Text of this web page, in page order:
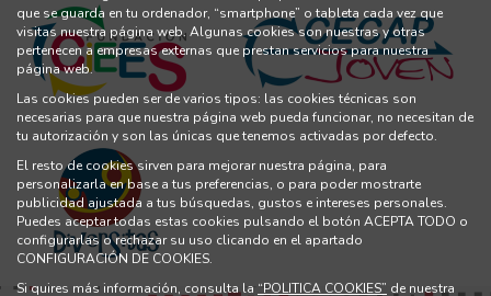
que se guarda en tu ordenador, “smartphone” o tableta cada vez que
visitas nuestra página web. Algunas cookies son nuestras y otras
pertenecen a empresas externas que prestan servicios para nuestra
página web.
Las cookies pueden ser de varios tipos: las cookies técnicas son
necesarias para que nuestra página web pueda funcionar, no necesitan de
tu autorización y son las únicas que tenemos activadas por defecto.
El resto de cookies sirven para mejorar nuestra página, para
personalizarla en base a tus preferencias, o para poder mostrarte
publicidad ajustada a tus búsquedas, gustos e intereses personales.
Puedes aceptar todas estas cookies pulsando el botón ACEPTA TODO o
configurarlas o rechazar su uso clicando en el apartado
CONFIGURACIÓN DE COOKIES.
Si quires más información, consulta la “POLITICA COOKIES” de nuestra